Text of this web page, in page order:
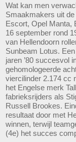
Wat kan men
Smaakmakers uit de
Escort, Opel Manta,
16 september rond
van Hellendoorn
Sunbeam Lotus.
jaren ’80 succesvol
gehomologeerde
viercilinder 2.174 cc
het Engelse merk
fabrieksrijders als
Russell Brookes.
resultaat door met
winnen, terwijl
(4e) het succes